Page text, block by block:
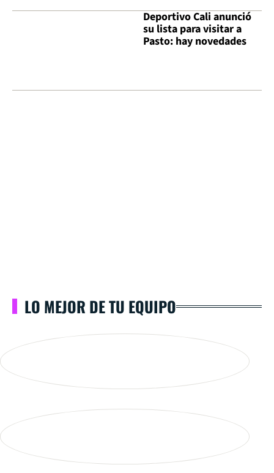
Deportivo Cali anunció
su lista para visitar a
Pasto: hay novedades
LO MEJOR DE TU EQUIPO